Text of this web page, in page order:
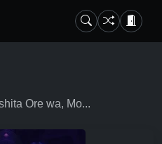
Ore wa, Mo...